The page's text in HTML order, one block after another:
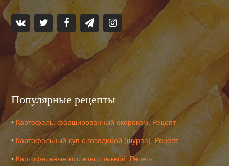
Популярные рецепты
• Картофель, фаршированный окороком. Рецепт
• Картофельный суп с говядиной (шурпа). Рецепт
• Картофельные котлеты с тыквой. Рецепт